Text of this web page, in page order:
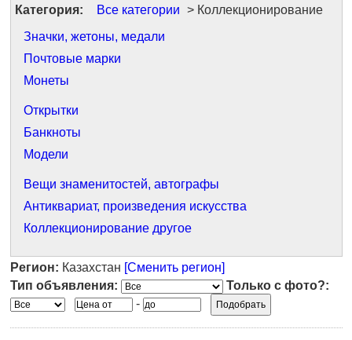
Категория: Все категории > Коллекционирование
Значки, жетоны, медали
Почтовые марки
Монеты
Открытки
Банкноты
Модели
Вещи знаменитостей, автографы
Антиквариат, произведения искусства
Коллекционирование другое
Регион: Казахстан [Сменить регион]
Тип объявления:
Только с фото?:
-